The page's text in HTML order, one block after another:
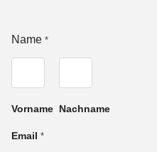
Name *
Vorname Nachname
Z
Email *